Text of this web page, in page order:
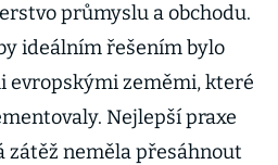
průmyslu a obchodu.
ideálním řešením bylo
evropskými zeměmi, které
Nejlepší praxe
zátěž neměla přesáhnout